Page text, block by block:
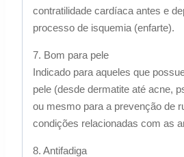
contratilidade cardíaca antes e
processo de isquemia (enfarte).
7. Bom para pele
Indicado para aqueles que
pele (desde dermatite até acne,
ou mesmo para a prevenção de
condições relacionadas com as
8. Antifadiga